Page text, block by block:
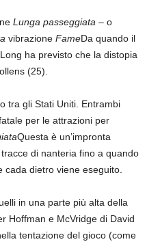
Lunga passeggiata – o
vibrazione FameDa quando il
ha previsto che la distopia
(25).
tra gli Stati Uniti. Entrambi
per le attrazioni per
Questa è un’impronta
di nanteria fino a quando
dietro viene eseguito.
in una parte più alta della
Hoffman e McVridge di David
tentazione del gioco (come